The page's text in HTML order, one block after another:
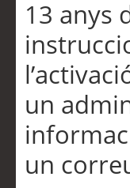
13 anys
un
un